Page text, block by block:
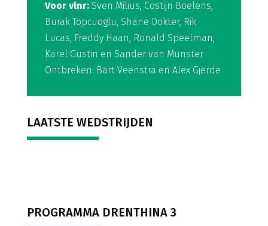
Voor vlnr:Sven Milius, Costijn Boelens,
Burak Topcuoglu, Shane Dokter, Rik
Lucas, Freddy Haan, Ronald Speelman,
Karel Gustin en Sander van Munster
Ontbreken: Bart Veenstra en Alex Gjerde
LAATSTE WEDSTRIJDEN
PROGRAMMA DRENTHINA 3